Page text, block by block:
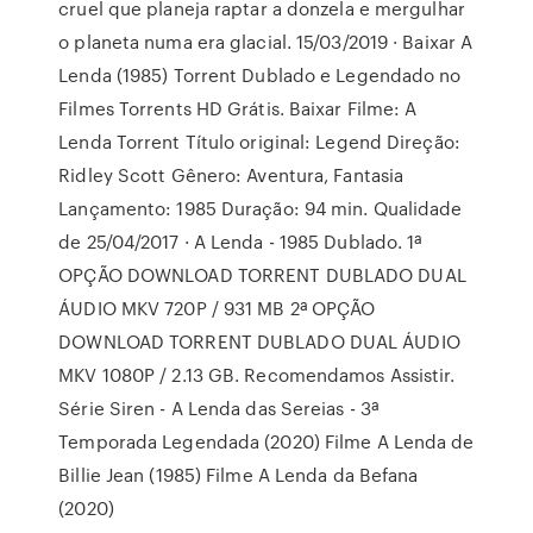
cruel que planeja raptar a donzela e mergulhar
o planeta numa era glacial. 15/03/2019 · Baixar A
Lenda (1985) Torrent Dublado e Legendado no
Filmes Torrents HD Grátis. Baixar Filme: A
Lenda Torrent Título original: Legend Direção:
Ridley Scott Gênero: Aventura, Fantasia
Lançamento: 1985 Duração: 94 min. Qualidade
de 25/04/2017 · A Lenda - 1985 Dublado. 1ª
OPÇÃO DOWNLOAD TORRENT DUBLADO DUAL
ÁUDIO MKV 720P / 931 MB 2ª OPÇÃO
DOWNLOAD TORRENT DUBLADO DUAL ÁUDIO
MKV 1080P / 2.13 GB. Recomendamos Assistir.
Série Siren - A Lenda das Sereias - 3ª
Temporada Legendada (2020) Filme A Lenda de
Billie Jean (1985) Filme A Lenda da Befana
(2020)